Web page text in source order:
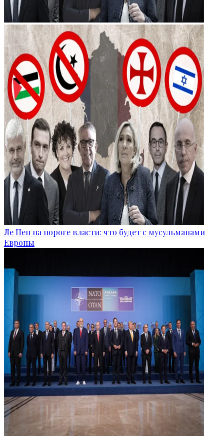
Ле Пен на пороге власти: что будет с мусульманами
Европы